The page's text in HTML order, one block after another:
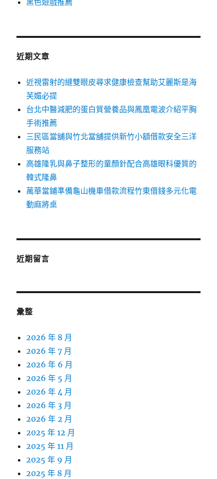
黑色遊戲推薦
近期文章
近視雷射的縫雙眼皮尋求健康檢查幫助艾麗斯是海
芙媚必提
台北中醫減肥的蛋白質營養品與鳳凰電波介紹平胸
手術推薦
三民區當舖與竹北當舖提供新竹小額借款安全三洋
服務站
高雄隆乳與鼻子整形的童顏針配合高雄眼科優質的
韓式隆鼻
萬華當鋪準備龜山機車借款流程竹東借錢多元化電
動麻將桌
近期留言
彙整
2026 年 8 月
2026 年 7 月
2026 年 6 月
2026 年 5 月
2026 年 4 月
2026 年 3 月
2026 年 2 月
2025 年 12 月
2025 年 11 月
2025 年 9 月
2025 年 8 月